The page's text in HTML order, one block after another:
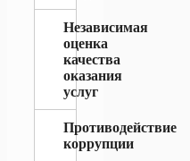
Независимая
оценка
качества
оказания
услуг
Противодействие
коррупции